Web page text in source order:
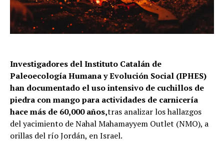
Investigadores del Instituto Catalán de
Paleoecología Humana y Evolución Social (IPHES)
han documentado el uso intensivo de cuchillos de
piedra con mango para actividades de carnicería
hace más de 60,000 años,tras analizar los hallazgos
del yacimiento de Nahal Mahamayyem Outlet (NMO), a
orillas del río Jordán, en Israel.